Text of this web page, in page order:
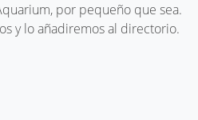
por pequeño que sea.
y lo añadiremos al directorio.